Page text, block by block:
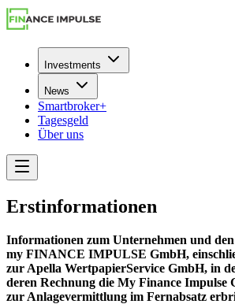
Investments
News
Smartbroker+
Tagesgeld
Über uns
Erstinformationen
Informationen zum Unternehmen und
my FINANCE IMPULSE GmbH,
zur Apella WertpapierService GmbH, in
deren Rechnung die My Finance Impulse
zur Anlagevermittlung im Fernabsatz